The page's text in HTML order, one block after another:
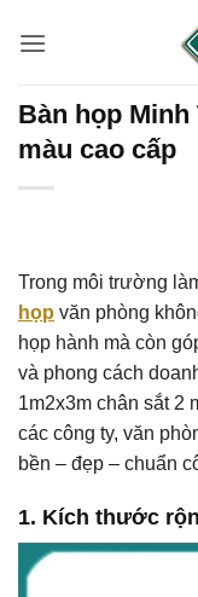
qua
dungBàn họp Minh
màu cao cấp
Trong môi trường
họp văn phòng
họp hành mà còn
và phong cách
1m2x3m chân sắt 2
các công ty, văn
bền – đẹp – chuẩn
1. Kích thước